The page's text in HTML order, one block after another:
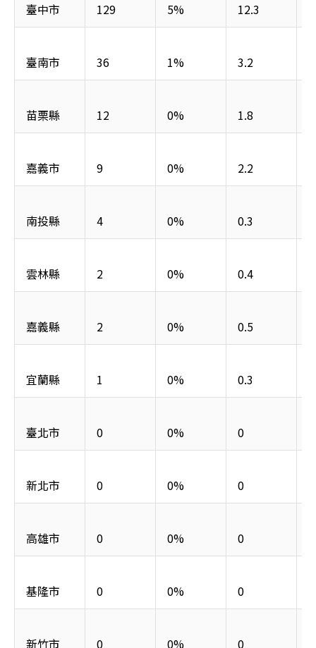
臺中市 129 5% 12.3
臺南市 36 1% 3.2
苗栗縣 12 0% 1.8
嘉義市 9 0% 2.2
南投縣 4 0% 0.3
雲林縣 2 0% 0.4
嘉義縣 2 0% 0.5
宜蘭縣 1 0% 0.3
臺北市 0 0% 0
新北市 0 0% 0
高雄市 0 0% 0
基隆市 0 0% 0
新竹市 0 0% 0